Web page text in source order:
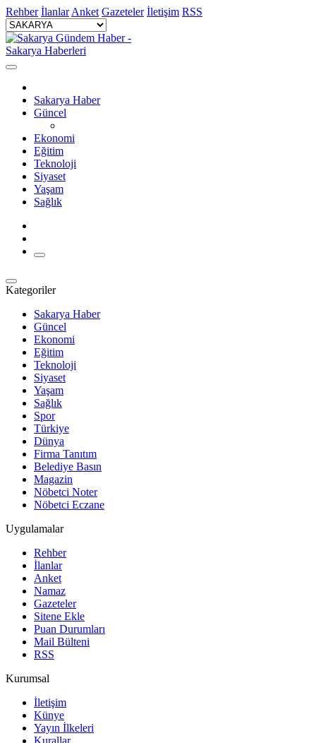
Rehber İlanlar Anket Gazeteler İletişim RSS
Sakarya Haber
Güncel
Ekonomi
Eğitim
Teknoloji
Siyaset
Yaşam
Sağlık
Kategoriler
Sakarya Haber
Güncel
Ekonomi
Eğitim
Teknoloji
Siyaset
Yaşam
Sağlık
Spor
Türkiye
Dünya
Firma Tanıtım
Belediye Basın
Magazin
Nöbetci Noter
Nöbetci Eczane
Uygulamalar
Rehber
İlanlar
Anket
Namaz
Gazeteler
Sitene Ekle
Puan Durumları
Mail Bülteni
RSS
Kurumsal
İletişim
Künye
Yayın İlkeleri
Kurallar